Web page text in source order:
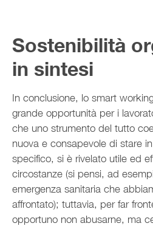
Sostenibilità
in sintesi
In conclusione, lo smart
grande opportunità per i
che uno strumento del tutto
nuova e consapevole di stare
specifico, si è rivelato utile ed
circostanze (si pensi, ad
emergenza sanitaria che
affrontato); tuttavia, per far
opportuno non abusarne, ma